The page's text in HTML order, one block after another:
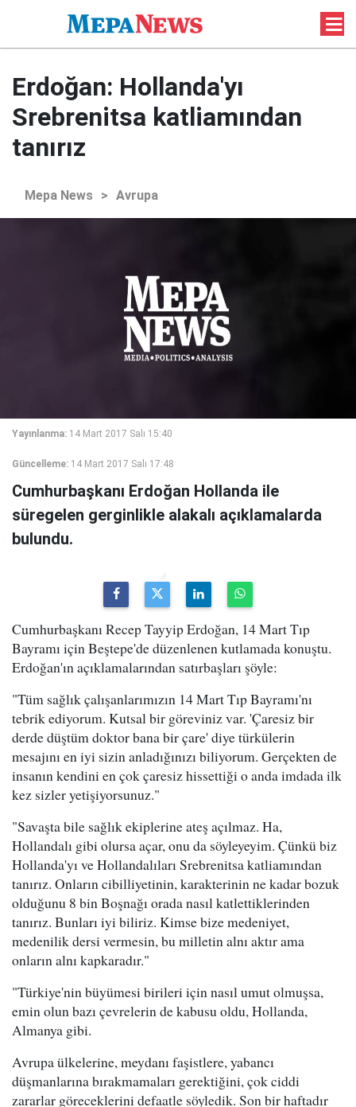
Erdoğan: Hollanda'yı
Srebrenitsa katliamından
tanırız
Mepa News > Avrupa
Yayınlanma: 14 Mart 2017 Salı 15:40
Güncelleme: 14 Mart 2017 Salı 17:48
Cumhurbaşkanı Erdoğan Hollanda ile
süregelen gerginlikle alakalı açıklamalarda
bulundu.
Cumhurbaşkanı Recep Tayyip Erdoğan, 14 Mart Tıp
Bayramı için Beştepe'de düzenlenen kutlamada konuştu.
Erdoğan'ın açıklamalarından satırbaşları şöyle:
"Tüm sağlık çalışanlarımızın 14 Mart Tıp Bayramı'nı
tebrik ediyorum. Kutsal bir göreviniz var. 'Çaresiz bir
derde düştüm doktor bana bir çare' diye türkülerin
mesajını en iyi sizin anladığınızı biliyorum. Gerçekten de
insanın kendini en çok çaresiz hissettiği o anda imdada ilk
kez sizler yetişiyorsunuz."
"Savaşta bile sağlık ekiplerine ateş açılmaz. Ha,
Hollandalı gibi olursa açar, onu da söyleyeyim. Çünkü biz
Hollanda'yı ve Hollandalıları Srebrenitsa katliamından
tanırız. Onların cibilliyetinin, karakterinin ne kadar bozuk
olduğunu 8 bin Boşnağı orada nasıl katlettiklerinden
tanırız. Bunları iyi biliriz. Kimse bize medeniyet,
medenilik dersi vermesin, bu milletin alnı aktır ama
onların alnı kapkaradır."
"Türkiye'nin büyümesi birileri için nasıl umut olmuşsa,
emin olun bazı çevrelerin de kabusu oldu, Hollanda,
Almanya gibi.
Avrupa ülkelerine, meydanı faşistlere, yabancı
düşmanlarına bırakmamaları gerektiğini, çok ciddi
zararlar göreceklerini defaatle söyledik. Son bir haftadır